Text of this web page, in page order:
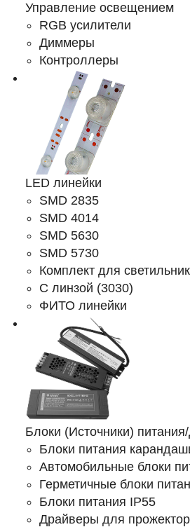
Управление освещением
RGB усилители
Диммеры
Контроллеры
LED линейки
SMD 2835
SMD 4014
SMD 5630
SMD 5730
Комплект для
С линзой (3030)
ФИТО линейки
Блоки (Источники)
Блоки питания
Автомобильные блоки
Герметичные блоки
Блоки питания IP55
Драйверы для